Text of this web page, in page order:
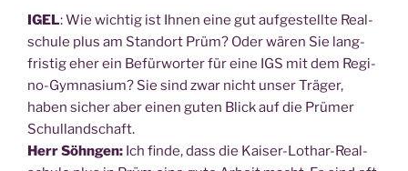
IGEL: Wie wich­tig ist Ihnen eine gut auf­ge­stell­te Real­
schu­le plus am Stand­ort Prüm? Oder wären Sie lang­
fris­tig eher ein Befür­wor­ter für eine IGS mit dem Regi­
no-Gym­na­si­um? Sie sind zwar nicht unser Trä­ger,
haben sicher aber einen guten Blick auf die Prü­mer
Schul­land­schaft.
Herr Söhn­gen: Ich fin­de, dass die Kai­ser-Lothar-Real­